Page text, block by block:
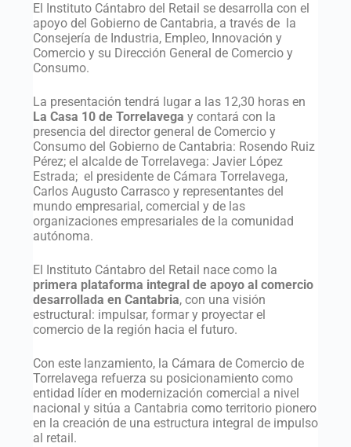
El Instituto Cántabro del Retail se desarrolla con el
apoyo del Gobierno de Cantabria, a través de la
Consejería de Industria, Empleo, Innovación y
Comercio y su Dirección General de Comercio y
Consumo.
La presentación tendrá lugar a las 12,30 horas en
La Casa 10 de Torrelavega y contará con la
presencia del director general de Comercio y
Consumo del Gobierno de Cantabria: Rosendo Ruiz
Pérez; el alcalde de Torrelavega: Javier López
Estrada; el presidente de Cámara Torrelavega,
Carlos Augusto Carrasco y representantes del
mundo empresarial, comercial y de las
organizaciones empresariales de la comunidad
autónoma.
El Instituto Cántabro del Retail nace como la
primera plataforma integral de apoyo al comercio
desarrollada en Cantabria, con una visión
estructural: impulsar, formar y proyectar el
comercio de la región hacia el futuro.
Con este lanzamiento, la Cámara de Comercio de
Torrelavega refuerza su posicionamiento como
entidad líder en modernización comercial a nivel
nacional y sitúa a Cantabria como territorio pionero
en la creación de una estructura integral de impulso
al retail.